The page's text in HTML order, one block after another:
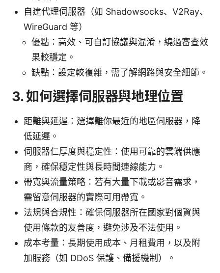
自建代理伺服器（如 Shadowsocks、V2Ray、
WireGuard 等）
優點：高效、可自訂協議與混淆，繞過審查效
果較穩定。
缺點：設定較複雜，需了解網路與安全細節。
3. 如何選擇伺服器與地理位置
距離與延遲：選擇離你最近的地區伺服器，降
低延遲。
伺服器仁厚度與穩定性：使用可靠的雲端供應
商，確保穩定性與長時間連線能力。
帶寬與流量策略：若有大量下載或影音需求，
需留意伺服器的實際可用帶寬。
法規與合規性：確保伺服器所在國家對個資與
使用條款的友善度，避免涉及不法使用。
成本考量：長期使用成本、月租費用，以及附
加服務（如 DDoS 保護、備援機制）。